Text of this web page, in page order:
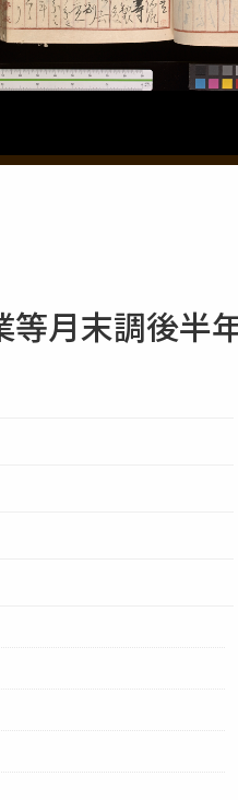
月末調後半